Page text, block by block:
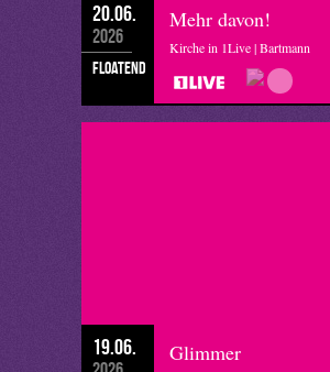
20.06.
2026
floatend
Mehr davon!
Kirche in 1Live | Bartmann
19.06. Glimmer